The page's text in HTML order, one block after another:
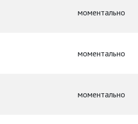
моментально
моментально
моментально